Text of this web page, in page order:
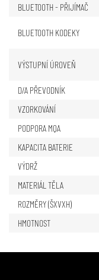
BLUETOOTH - PŘIJÍMAČ
BLUETOOTH KODEKY
VÝSTUPNÍ ÚROVEŇ
D/A PŘEVODNÍK
VZORKOVÁNÍ
PODPORA MQA
KAPACITA BATERIE
VÝDRŽ
MATERIÁL TĚLA
ROZMĚRY (ŠXVXH)
HMOTNOST